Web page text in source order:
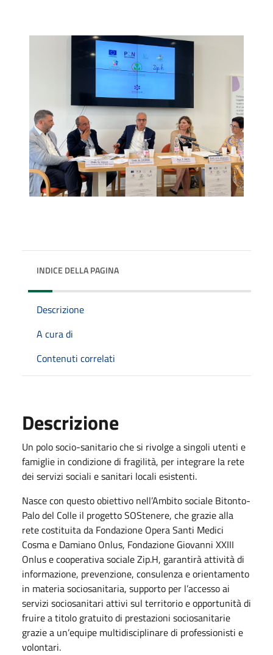
INDICE DELLA PAGINA
Descrizione
A cura di
Contenuti correlati
Descrizione
Un polo socio-sanitario che si rivolge a singoli utenti e
famiglie in condizione di fragilità, per integrare la rete
dei servizi sociali e sanitari locali esistenti.
Nasce con questo obiettivo nell’Ambito sociale Bitonto-
Palo del Colle il progetto SOStenere, che grazie alla
rete costituita da Fondazione Opera Santi Medici
Cosma e Damiano Onlus, Fondazione Giovanni XXIII
Onlus e cooperativa sociale Zip.H, garantirà attività di
informazione, prevenzione, consulenza e orientamento
in materia sociosanitaria, supporto per l’accesso ai
servizi sociosanitari attivi sul territorio e opportunità di
fruire a titolo gratuito di prestazioni sociosanitarie
grazie a un’equipe multidisciplinare di professionisti e
volontari.